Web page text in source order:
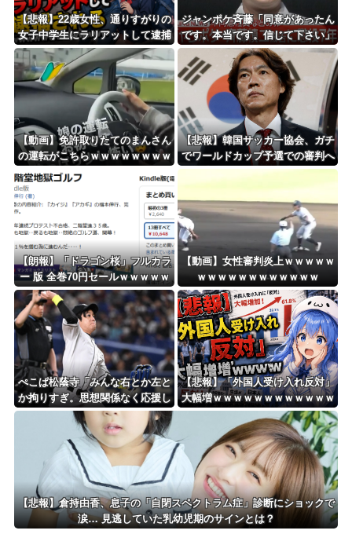
【悲報】22歳女性、通りすがりの
女子中学生にラリアットして逮捕
されるｗｗｗｗｗｗｗｗｗｗｗｗ
ｗ
ジャンポケ斉藤「同意があったん
です。本当です。信じて下さい」
←何でこの主張が通らないの？
【動画】免許取りたてのまんさん
の運転がこちらｗｗｗｗｗｗｗｗ
ｗｗｗｗ
【悲報】韓国サッカー協会、ガチ
でワールドカップ予選での審判へ
の性接待がバレ大炎上大騒ぎにｗ
ｗｗｗｗｗｗｗ
【朗報】「ドラゴン桜」フルカラ
ー 版 全巻70円セールｗｗｗｗｗ
ｗｗｗ スポーツ漫画50％ポイン
ト還元セール
【動画】女性審判炎上ｗｗｗｗｗ
ｗｗｗｗｗｗｗｗｗｗｗｗ
ぺこぱ松蔭寺「みんな右とか左と
か拘りすぎ。思想関係なく応援し
ようよ」
【悲報】「外国人受け入れ反対」
大幅増ｗｗｗｗｗｗｗｗｗｗｗｗ
ｗｗｗｗｗｗ
【悲報】倉持由香、息子の「自閉スペクトラム症」診断にショックで
涙… 見逃していた乳幼児期のサインとは？